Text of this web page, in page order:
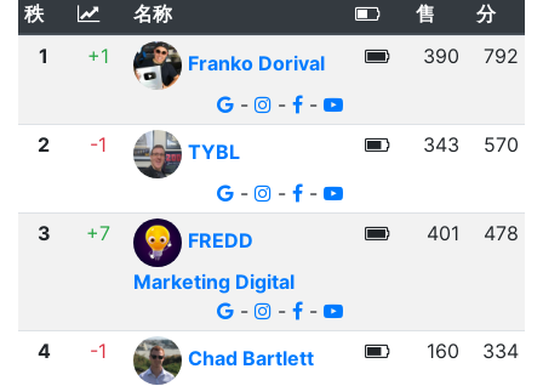
秩 名称
售
分
1
+1
Franko Dorival
-
- -
390 792
2 -1
TYBL
-
- -
343 570
3 +7
FREDD
Marketing Digital
-
- -
401 478
4 -1
Chad Bartlett
160 334